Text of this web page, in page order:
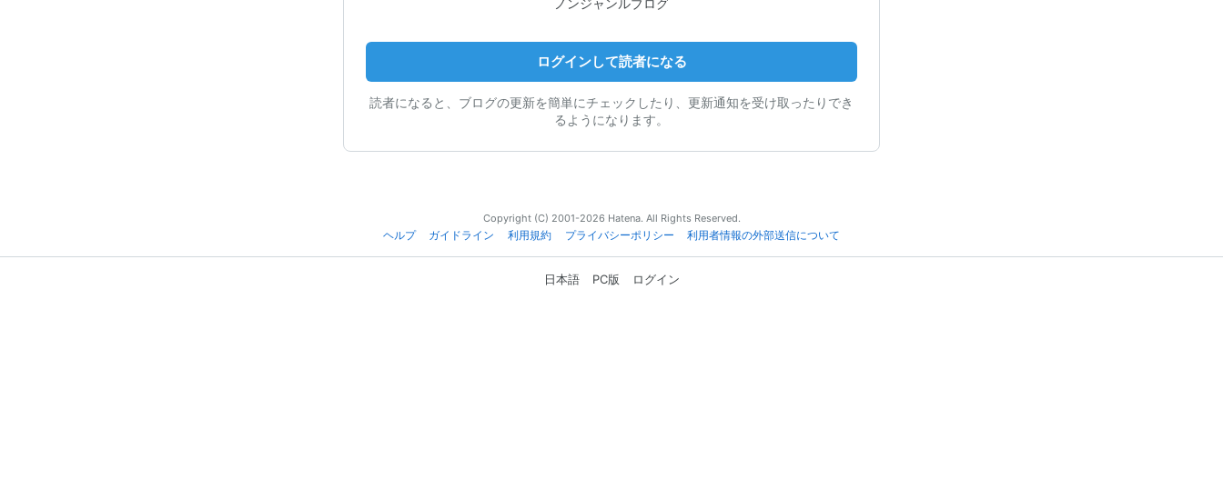
ログインして読者になる
読者になると、ブログの更新を簡単にチェックしたり、更新通知を受け取ったりでき
るようになります。
Copyright (C) 2001-2026 Hatena. All Rights Reserved.
ヘルプ
ガイドライン 利用規約 プライバシーポリシー 利用者情報の外部送信について
日本語 PC版 ログイン